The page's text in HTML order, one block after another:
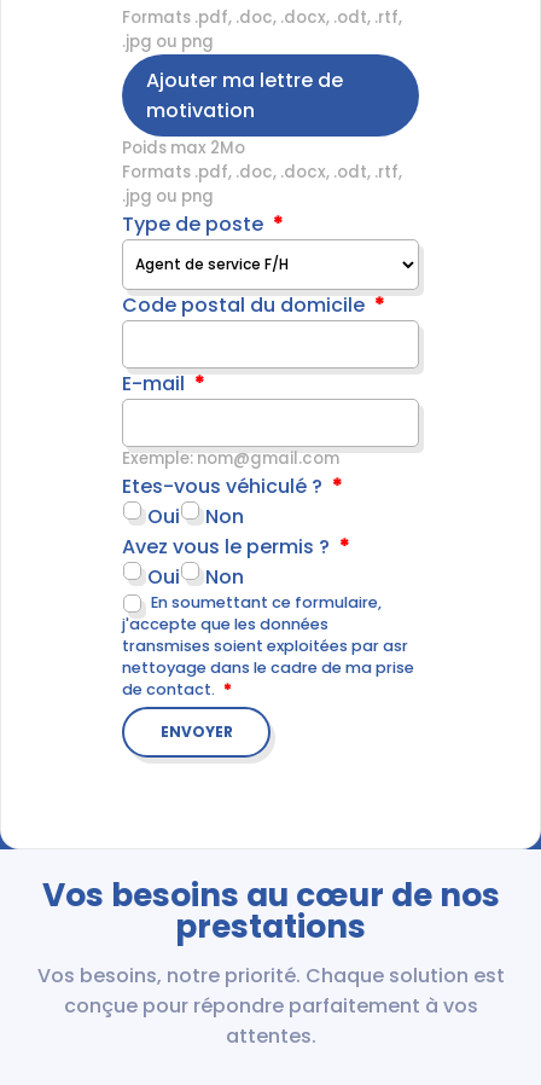
Formats .pdf, .doc, .docx, .odt, .rtf,
.jpg ou png
Ajouter ma lettre de
motivation
Poids max 2Mo
Formats .pdf, .doc, .docx, .odt, .rtf,
.jpg ou png
Type de poste
Code postal du domicile
E-mail
Exemple: nom@gmail.com
Etes-vous véhiculé ?
Oui
Non
Avez vous le permis ?
Oui
Non
En soumettant ce formulaire,
j'accepte que les données
transmises soient exploitées par asr
nettoyage dans le cadre de ma prise
de contact.
Vos besoins au cœur de nos
prestations
Vos besoins, notre priorité. Chaque solution est
conçue pour répondre parfaitement à vos
attentes.